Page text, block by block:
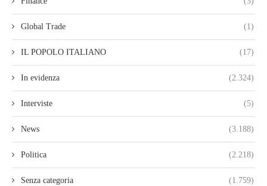
Global Trade (1)
IL POPOLO ITALIANO (17)
In evidenza (2.324)
Interviste (5)
News (3.188)
Politica (2.218)
Senza categoria (1.759)